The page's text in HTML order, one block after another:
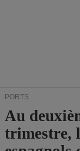
PORTS
Au
trimestre,